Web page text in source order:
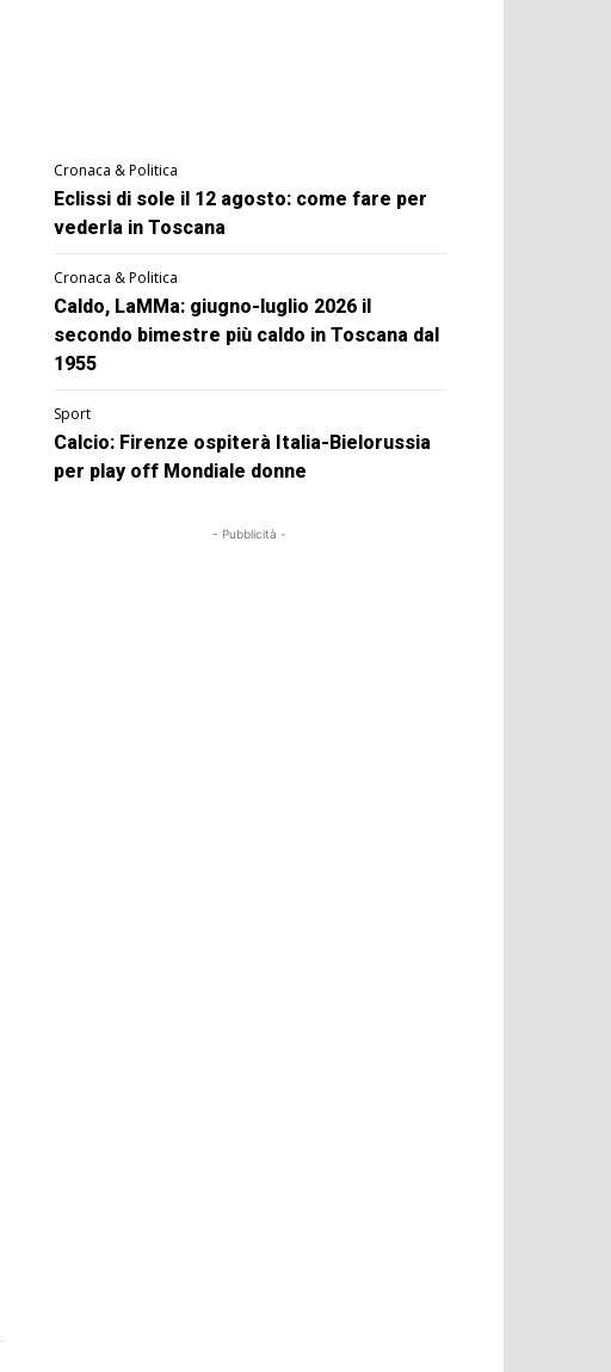
Cronaca & Politica
Eclissi di sole il 12 agosto: come fare per
vederla in Toscana
Cronaca & Politica
Caldo, LaMMa: giugno-luglio 2026 il
secondo bimestre più caldo in Toscana dal
1955
Sport
Calcio: Firenze ospiterà Italia-Bielorussia
per play off Mondiale donne
- Pubblicità -